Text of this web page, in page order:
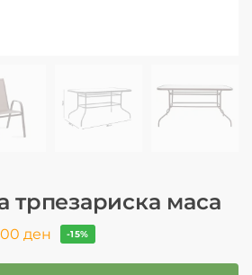
трпезариска маса
ден -15%